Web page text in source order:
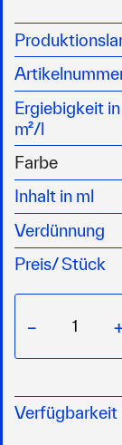
glatte
geeignet
kann bis
gestrichen
beim
Schleifen
H335,
Ergiebigkeit in
m²/l
Farbe
Inhalt in ml
Verdünnung
Preis/Stück
−
Verfügbarkeit